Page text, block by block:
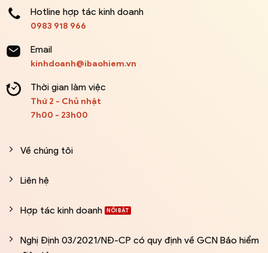
Hotline hợp tác kinh doanh
0983 918 966
Email
kinhdoanh@ibaohiem.vn
Thời gian làm việc
Thứ 2 - Chủ nhật
7h00 - 23h00
Về chúng tôi
Liên hệ
Hợp tác kinh doanh
Nghị Định 03/2021/NĐ-CP có quy định về GCN Bảo hiểm